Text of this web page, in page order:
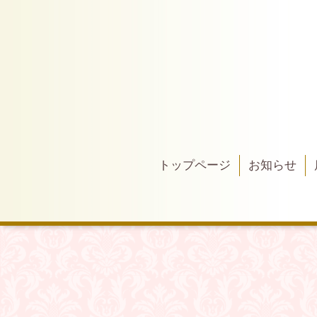
トップページ お知らせ